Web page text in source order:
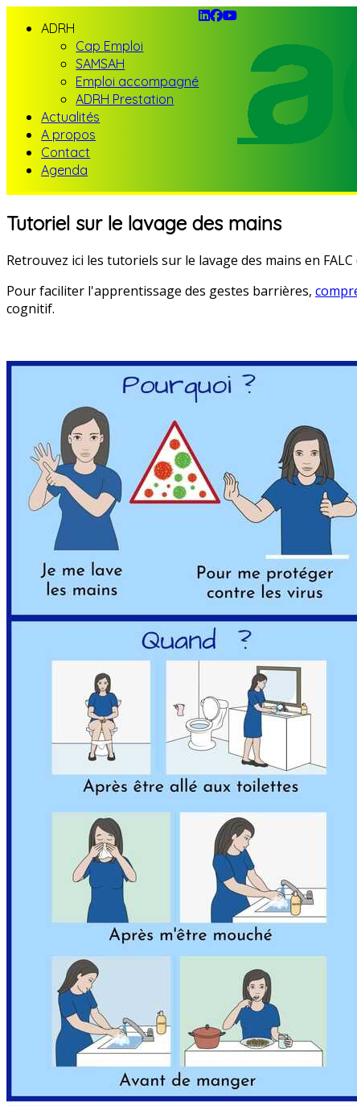
ADRH
Cap Emploi
SAMSAH
Emploi accompagné
ADRH Prestation
Actualités
A propos
Contact
Agenda
Tutoriel sur le lavage des mains
Retrouvez ici les tutoriels sur le lavage des mains en
Pour faciliter l'apprentissage des gestes barrières,
cognitif.